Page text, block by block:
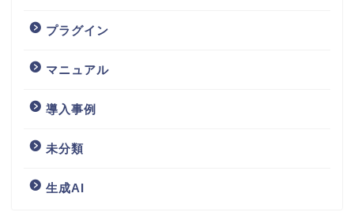
プラグイン
マニュアル
導入事例
未分類
生成AI